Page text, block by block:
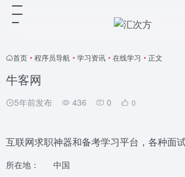
首页 • 程序员导航 • 学习资讯 • 在线学习 • 正文
牛客网
5年前发布 436 0 0
互联网求职神器和备考学习平台，各种面
所在地：
中国